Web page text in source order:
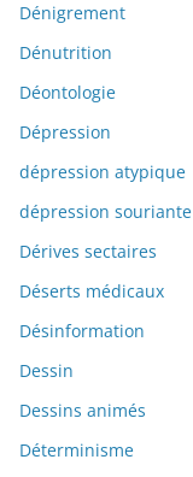
Dénigrement
Dénutrition
Déontologie
Dépression
dépression atypique
dépression souriante
Dérives sectaires
Déserts médicaux
Désinformation
Dessin
Dessins animés
Déterminisme